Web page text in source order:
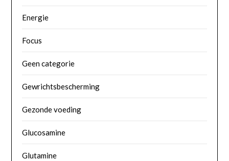
Energie
Focus
Geen categorie
Gewrichtsbescherming
Gezonde voeding
Glucosamine
Glutamine